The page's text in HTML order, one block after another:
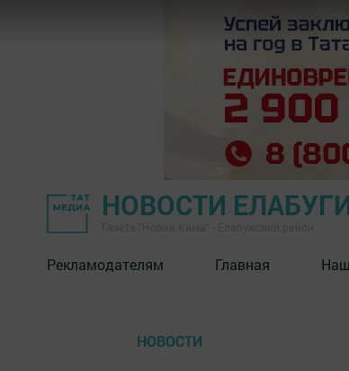
НОВОСТИ
Рекламодателям Главная
НОВОСТИ